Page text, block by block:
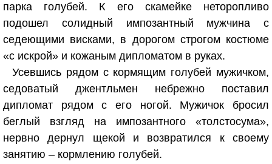
парка голубей. К его скамейке неторопливо
подошел солидный импозантный мужчина с
седеющими висками, в дорогом строгом костюме
«с искрой» и кожаным дипломатом в руках.
Усевшись рядом с кормящим голубей мужичком,
седоватый джентльмен небрежно поставил
дипломат рядом с его ногой. Мужичок бросил
беглый взгляд на импозантного «толстосума»,
нервно дернул щекой и возвратился к своему
занятию – кормлению голубей.